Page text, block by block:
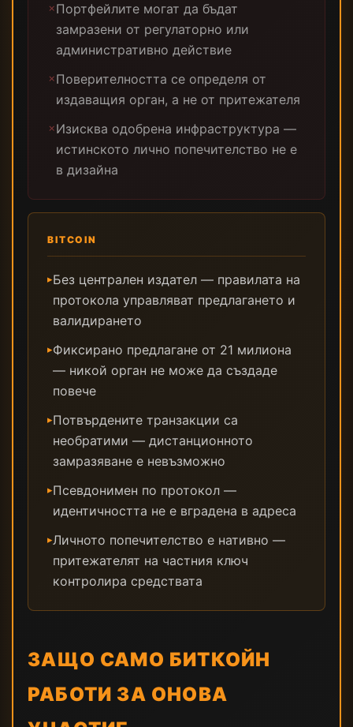
✗Портфейлите могат да бъдат
замразени от регулаторно или
административно действие
✗Поверителността се определя от
издаващия орган, а не от притежателя
✗Изисква одобрена инфраструктура —
истинското лично попечителство не е
в дизайна
BITCOIN
▸Без централен издател — правилата на
протокола управляват предлагането и
валидирането
▸Фиксирано предлагане от 21 милиона
— никой орган не може да създаде
повече
▸Потвърдените транзакции са
необратими — дистанционното
замразяване е невъзможно
▸Псевдонимен по протокол —
идентичността не е вградена в адреса
▸Личното попечителство е нативно —
притежателят на частния ключ
контролира средствата
ЗАЩО САМО БИТКОЙН
РАБОТИ ЗА ОНОВА